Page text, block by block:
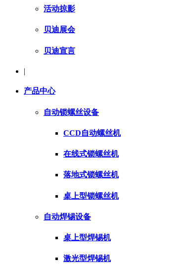
活动掠影
贝迪展会
贝迪宣言
|
产品中心
自动锁螺丝设备
CCD自动螺丝机
在线式锁螺丝机
落地式锁螺丝机
桌上型锁螺丝机
自动焊锡设备
桌上型焊锡机
激光型焊锡机